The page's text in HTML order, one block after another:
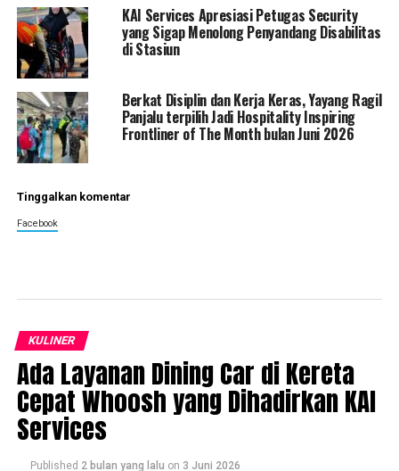
KAI Services Apresiasi Petugas Security
yang Sigap Menolong Penyandang Disabilitas
di Stasiun
Berkat Disiplin dan Kerja Keras, Yayang Ragil
Panjalu terpilih Jadi Hospitality Inspiring
Frontliner of The Month bulan Juni 2026
Tinggalkan komentar
Facebook
KULINER
Ada Layanan Dining Car di Kereta
Cepat Whoosh yang Dihadirkan KAI
Services
Published 2 bulan yang lalu on 3 Juni 2026